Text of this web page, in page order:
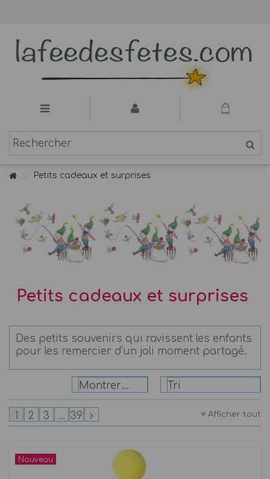
Petits cadeaux et surprises
Petits cadeaux et surprises
Des petits souvenirs qui ravissent les enfants
pour les remercier d'un joli moment partagé.
Tri
Montrer: 24
Afficher tout
1 2 3 ... 39
Nouveau